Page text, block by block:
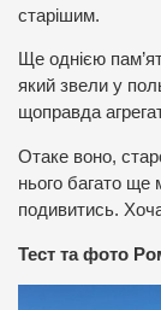
старішим.
Ще однією
який звели у
щоправда
Отаке воно,
нього багато ще
подивитись.
Тест та фото